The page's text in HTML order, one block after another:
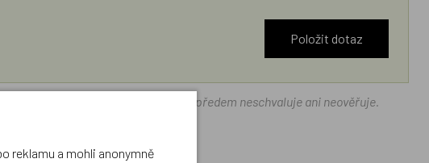
Položit dotaz
shopu Dráček.cz texty zákazníků předem neschvaluje ani neověřuje.
zeptá!
reklamu a mohli anonymně